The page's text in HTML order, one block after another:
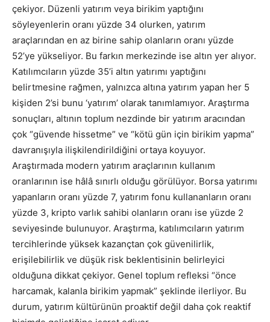
çekiyor. Düzenli yatırım veya birikim yaptığını
söyleyenlerin oranı yüzde 34 olurken, yatırım
araçlarından en az birine sahip olanların oranı yüzde
52’ye yükseliyor. Bu farkın merkezinde ise altın yer alıyor.
Katılımcıların yüzde 35’i altın yatırımı yaptığını
belirtmesine rağmen, yalnızca altına yatırım yapan her 5
kişiden 2’si bunu ‘yatırım’ olarak tanımlamıyor. Araştırma
sonuçları, altının toplum nezdinde bir yatırım aracından
çok “güvende hissetme” ve “kötü gün için birikim yapma”
davranışıyla ilişkilendirildiğini ortaya koyuyor.
Araştırmada modern yatırım araçlarının kullanım
oranlarının ise hâlâ sınırlı olduğu görülüyor. Borsa yatırımı
yapanların oranı yüzde 7, yatırım fonu kullananların oranı
yüzde 3, kripto varlık sahibi olanların oranı ise yüzde 2
seviyesinde bulunuyor. Araştırma, katılımcıların yatırım
tercihlerinde yüksek kazançtan çok güvenilirlik,
erişilebilirlik ve düşük risk beklentisinin belirleyici
olduğuna dikkat çekiyor. Genel toplum refleksi “önce
harcamak, kalanla birikim yapmak” şeklinde ilerliyor. Bu
durum, yatırım kültürünün proaktif değil daha çok reaktif